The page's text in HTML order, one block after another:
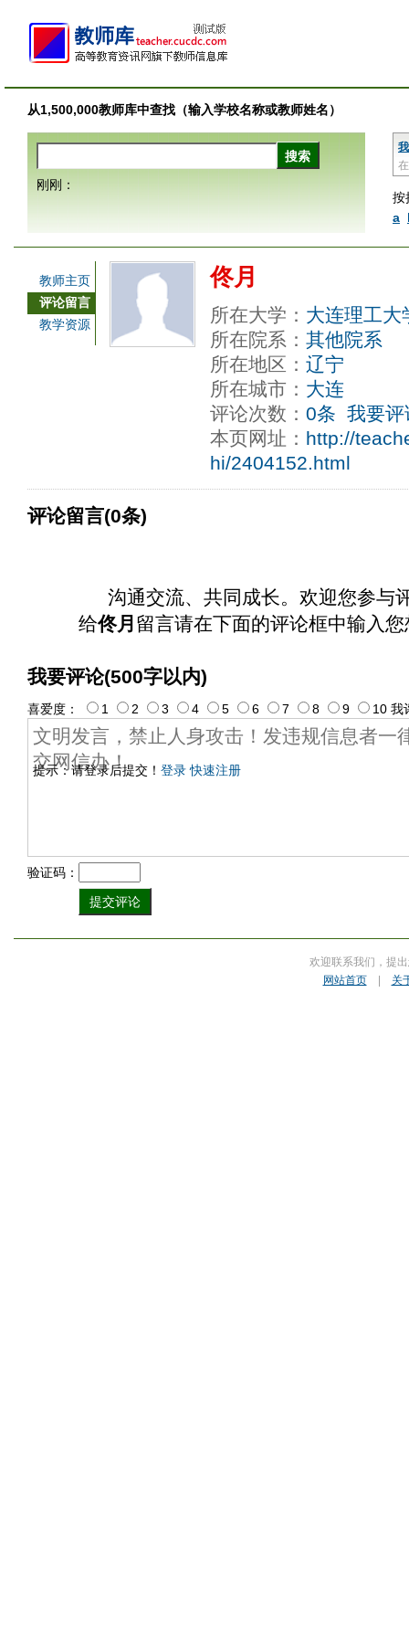
从1,500,000教师库中查找（输入学校名称或教师姓名）
按
a
刚刚：
教师主页
评论留言
教学资源
佟月
所在大学： 大连理工大
所在院系： 其他院系
所在地区： 辽宁
所在城市： 大连
评论次数： 0条 我要评
本页网址： http://
hi/2404152.html
评论留言(0条)
沟通交流、共同成长。欢迎您参与
给佟月 留言请在下面的评论框中输入
我要评论(500字以内)
提示：请登录后提交！ 登录 快速注册
喜爱度： 1 2 3 4 5 6 7 8 9 10 我
验证码：
欢迎联系我们，提
网站首页| 关